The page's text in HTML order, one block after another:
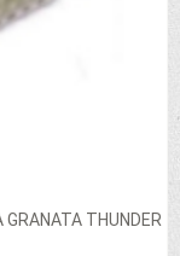
GRANATA THUNDER